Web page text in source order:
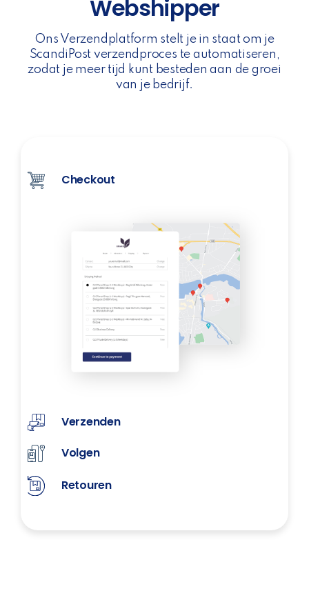
Webshipper
Ons Verzendplatform stelt je in staat om je
ScandiPost verzendproces te automatiseren,
zodat je meer tijd kunt besteden aan de groei
van je bedrijf.
Checkout
Verzenden
Volgen
Retouren